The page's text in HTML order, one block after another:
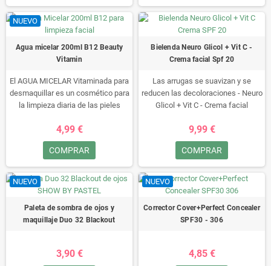
-Aclara las decoloraciones, suaviza
los cambios de acné.
NUEVO
Agua micelar 200ml B12 Beauty
Vitamin
El AGUA MICELAR Vitaminada para
desmaquillar es un cosmético para
la limpieza diaria de las pieles
desmaquillar incluso el maquillaje
resistente al agua.
4,99 €
COMPRAR
Bielenda Neuro Glicol + Vit C -
Crema facial Spf 20
Las arrugas se suavizan y se
reducen las decoloraciones - Neuro
Glicol + Vit C - Crema facial
9,99 €
COMPRAR
NUEVO
Paleta de sombra de ojos y
maquillaje Duo 32 Blackout
3,90 €
NUEVO
Corrector Cover+Perfect Concealer
SPF30 - 306
4,85 €